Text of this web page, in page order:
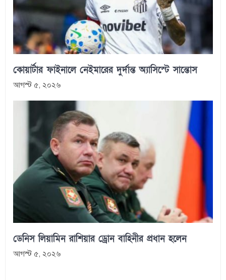
কোয়ার্টার ফাইনালে নেইমারের দুর্দান্ত অ্যাসিস্টে সান্তোস
আগস্ট ৫, ২০২৬
ডেনিস লিয়ামিন রাশিয়ার ড্রোন বাহিনীর প্রধান হলেন
আগস্ট ৫, ২০২৬